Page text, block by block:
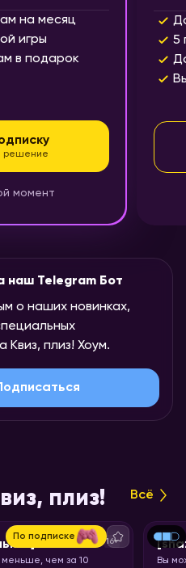
на месяц
игры
в подарок
решение
момент
5
наш Telegram Бот
о наших новинках,
Квиз, плиз! Хоум.
плиз! Всё
По подписке
#5 16+
меньше, чем за 10
Вы